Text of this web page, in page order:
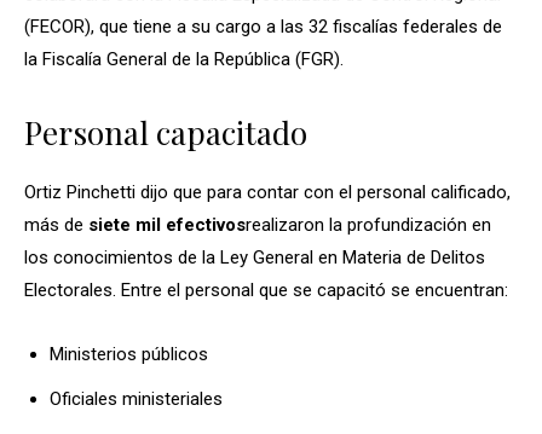
(FECOR), que tiene a su cargo a las 32 fiscalías federales de
la Fiscalía General de la República (FGR).
Personal capacitado
Ortiz Pinchetti dijo que para contar con el personal calificado,
más de siete mil efectivosrealizaron la profundización en
los conocimientos de la Ley General en Materia de Delitos
Electorales. Entre el personal que se capacitó se encuentran:
Ministerios públicos
Oficiales ministeriales